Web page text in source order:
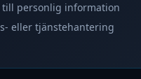
till personlig information
eller tjänstehantering